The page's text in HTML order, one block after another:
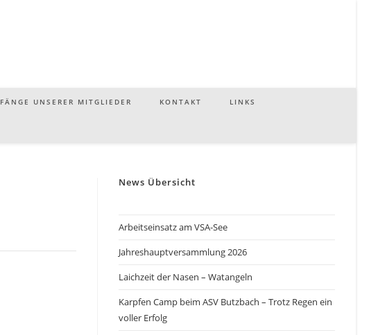
FÄNGE UNSERER MITGLIEDER KONTAKT LINKS
News Übersicht
Arbeitseinsatz am VSA-See
Jahreshauptversammlung 2026
Laichzeit der Nasen – Watangeln
Karpfen Camp beim ASV Butzbach – Trotz Regen ein
voller Erfolg